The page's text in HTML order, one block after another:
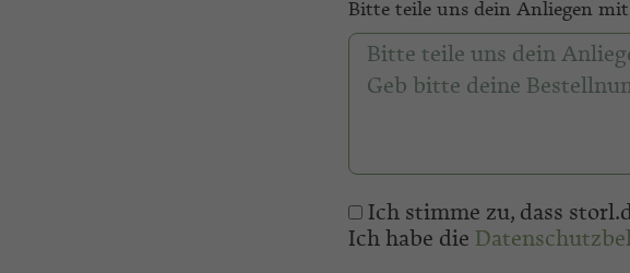
Bitte teile uns dein Anliegen
Ich stimme zu, dass
Ich habe die